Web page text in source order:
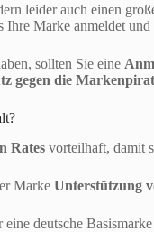
leider auch einen
Marke anmeldet
sollten Sie eine
gegen die
Rates vorteilhaft, damit
Marke Unterstützung
deutsche